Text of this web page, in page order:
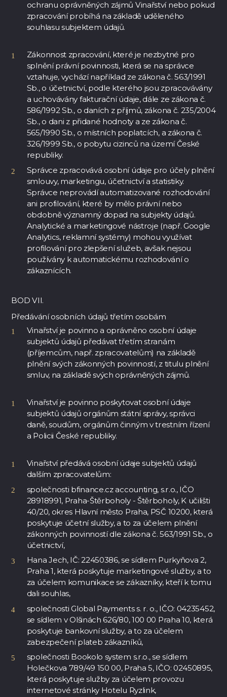
ochranu oprávněných zájmů Vinařství nebo pokud
zpracování probíhá na základě uděleného
souhlasu subjektem údajů.
Zákonnost zpracování, které je nezbytné pro
splnění právní povinnosti, která se na správce
vztahuje, vychází například ze zákona č. 563/1991
Sb., o účetnictví, podle kterého jsou zpracovávány
a uchovávány fakturační údaje, dále ze zákona č.
586/1992 Sb.,o daních z příjmů, zákona č. 235/2004
Sb., o dani z přidané hodnoty a ze zákona č.
565/1990 Sb., o místních poplatcích, a zákona č.
326/1999 Sb., o pobytu cizinců na území České
republiky.
Správce zpracovává osobní údaje pro účely plnění
smlouvy, marketingu, účetnictví a statistiky.
Správce neprovádí automatizované rozhodování
ani profilování, které by mělo právní nebo
obdobně významný dopad na subjekty údajů.
Analytické a marketingové nástroje (např. Google
Analytics, reklamní systémy) mohou využívat
profilování pro zlepšení služeb, avšak nejsou
používány k automatickému rozhodování o
zákaznících.
BOD VII.
Předávání osobních údajů třetím osobám
Vinařství je povinno a oprávněno osobní údaje
subjektů údajů předávat třetím stranám
(příjemcům, např. zpracovatelům) na základě
plnění svých zákonných povinností, z titulu plnění
smluv, na základě svých oprávněných zájmů.
Vinařství je povinno poskytovat osobní údaje
subjektů údajů orgánům státní správy, správci
daně, soudům, orgánům činným v trestním řízení
a Policii České republiky.
Vinařství předává osobní údaje subjektů údajů
dalším zpracovatelům:
společnosti bfinance.cz accounting, s.r.o., IČO
28918991, Praha-Štěrboholy - Štěrboholy, K učilišti
40/20, okres Hlavní město Praha, PSČ 10200, která
poskytuje účetní služby, a to za účelem plnění
zákonných povinností dle zákona č. 563/1991 Sb., o
účetnictví,
Hana Jech, IČ: 22450386, se sídlem Purkyňova 2,
Praha 1, která poskytuje marketingové služby, a to
za účelem komunikace se zákazníky, kteří k tomu
dali souhlas,
společnosti Global Payments s. r. o., IČO: 04235452,
se sídlem v Olšinách 626/80, 100 00 Praha 10, která
poskytuje bankovní služby, a to za účelem
zabezpečení plateb zákazníků,
společnosti Bookolo system s.r.o., se sídlem
Holečkova 789/49 150 00, Praha 5, IČO: 02450895,
která poskytuje služby za účelem provozu
internetové stránky Hotelu Ryzlink,